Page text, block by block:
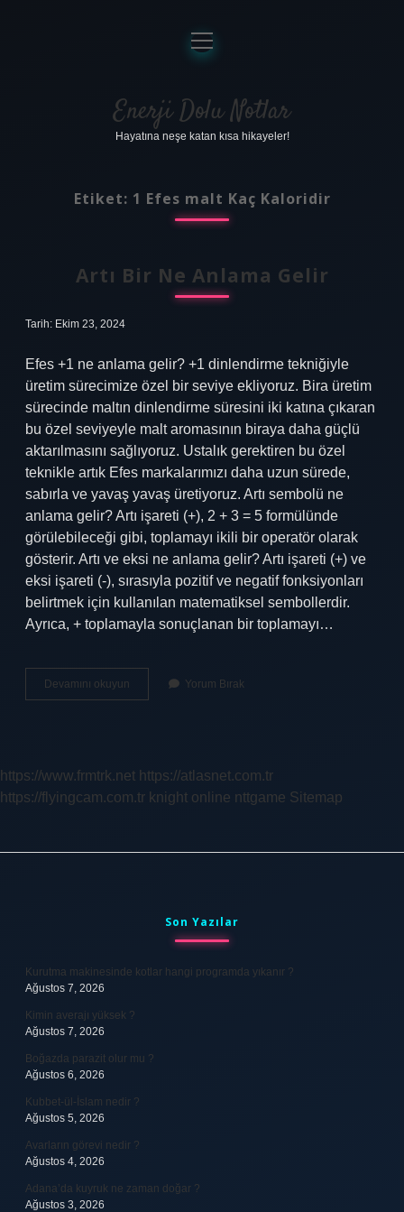
Anasayfa
Gizlilik Politikası
Yasal Uyarı
menüyü
aç
Enerji Dolu Notlar
Hayatına neşe katan kısa hikayeler!
Etiket: 1 Efes malt Kaç Kaloridir
Artı Bir Ne Anlama Gelir
Tarih: Ekim 23, 2024
Efes +1 ne anlama gelir? +1 dinlendirme tekniğiyle
üretim sürecimize özel bir seviye ekliyoruz. Bira üretim
sürecinde maltın dinlendirme süresini iki katına çıkaran
bu özel seviyeyle malt aromasının biraya daha güçlü
aktarılmasını sağlıyoruz. Ustalık gerektiren bu özel
teknikle artık Efes markalarımızı daha uzun sürede,
sabırla ve yavaş yavaş üretiyoruz. Artı sembolü ne
anlama gelir? Artı işareti (+), 2 + 3 = 5 formülünde
görülebileceği gibi, toplamayı ikili bir operatör olarak
gösterir. Artı ve eksi ne anlama gelir? Artı işareti (+) ve
eksi işareti (-), sırasıyla pozitif ve negatif fonksiyonları
belirtmek için kullanılan matematiksel sembollerdir.
Ayrıca, + toplamayla sonuçlanan bir toplamayı…
Devamını okuyun
Bir
Yorum Bırak
https://www.frmtrk.net https://atlasnet.com.tr
https://flyingcam.com.tr knight online nttgame Sitemap
Son Yazılar
Kurutma makinesinde kotlar hangi programda yıkanır ?
Ağustos 7, 2026
Kimin averajı yüksek ?
Ağustos 7, 2026
Boğazda parazit olur mu ?
Ağustos 6, 2026
Kubbet-ül-İslam nedir ?
Ağustos 5, 2026
Avarların görevi nedir ?
Ağustos 4, 2026
Adana’da kuyruk ne zaman doğar ?
Ağustos 3, 2026